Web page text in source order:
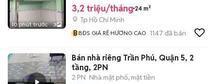
10 phút trước 3
3,2 triệu/tháng 24 m²
Tp Hồ Chí Minh
BBĐS GIÁ RẺ HƯƠNG CAO 1147 đã bán
Bán nhà riêng Trần Phú, Quận 5, 2
tầng, 2PN
2 PN Nhà mặt phố, mặt tiền